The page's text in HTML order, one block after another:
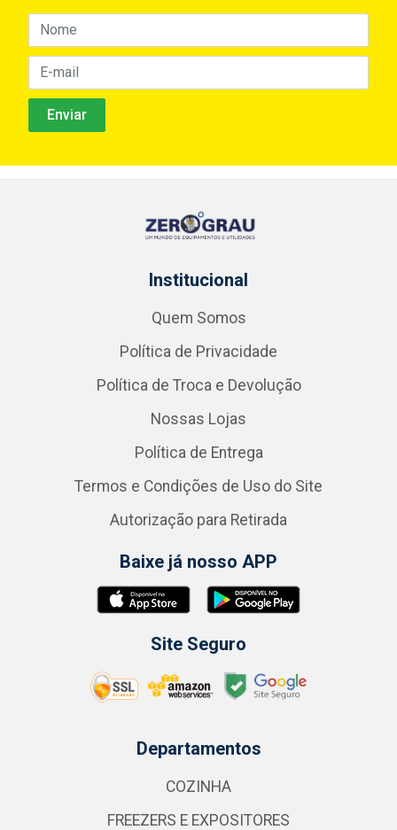
Institucional
Quem Somos
Política de Privacidade
Política de Troca e Devolução
Nossas Lojas
Política de Entrega
Termos e Condições de Uso do Site
Autorização para Retirada
Baixe já nosso APP
Site Seguro
Departamentos
COZINHA
FREEZERS E EXPOSITORES